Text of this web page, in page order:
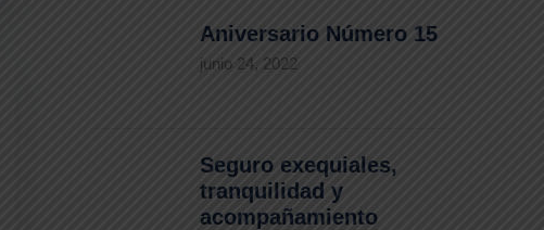
Aniversario Número 15
junio 24, 2022
Seguro exequiales,
tranquilidad y
acompañamiento